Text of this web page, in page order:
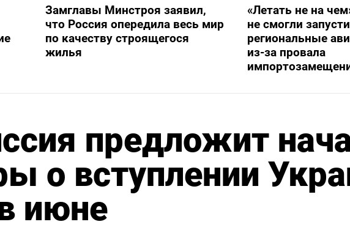
Замглавы Минстроя заявил,
что Россия опередила весь мир
по качеству строящегося
жилья
«Летать не на
не смогли
региональные
из-за провала
предложит
о вступлении
июне